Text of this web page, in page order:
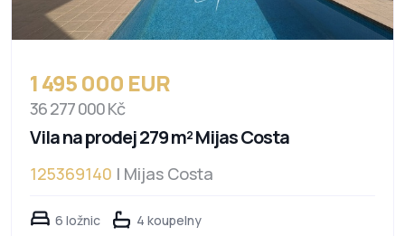
1 495 000 EUR
36 277 000 Kč
Vila na prodej 279 m² Mijas Costa
125369140 | Mijas Costa
6 ložnic
4 koupelny